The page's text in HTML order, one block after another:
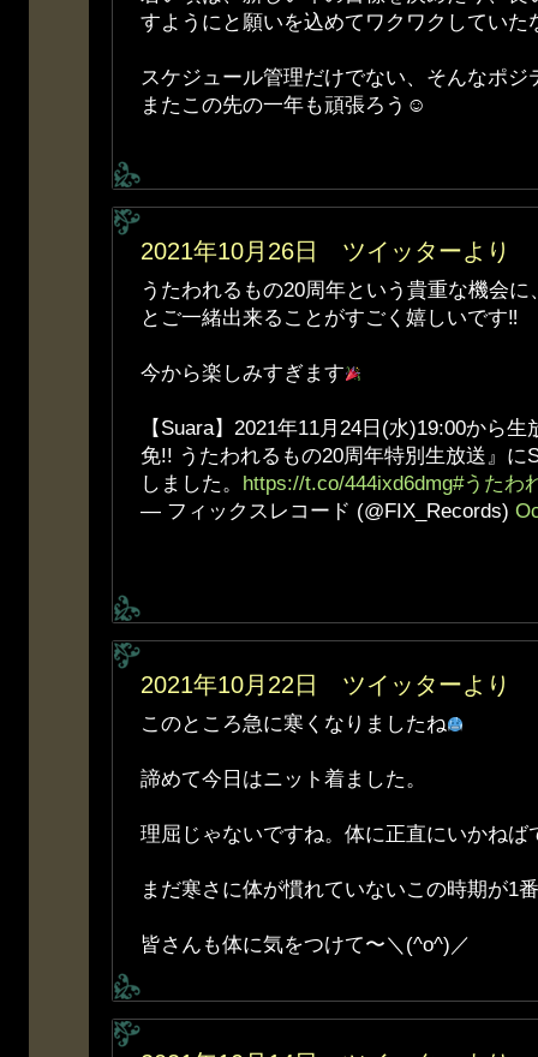
すようにと願いを込めてワクワクしていた
スケジュール管理だけでない、そんなポジ
またこの先の一年も頑張ろう☺
2021年10月26日 ツイッターより
うたわれるもの20周年という貴重な機会
とご一緒出来ることがすごく嬉しいです‼
今から楽しみすぎます
【Suara】2021年11月24日(水)19:00から
免!! うたわれるもの20周年特別生放送』に
しました。 https://t.co/444ixd6dmg#うたわ
— フィックスレコード (@FIX_Records)
2021年10月22日 ツイッターより
このところ急に寒くなりましたね
諦めて今日はニット着ました。
理屈じゃないですね。体に正直にいかねば
まだ寒さに体が慣れていないこの時期が1
皆さんも体に気をつけて〜＼(^o^)／